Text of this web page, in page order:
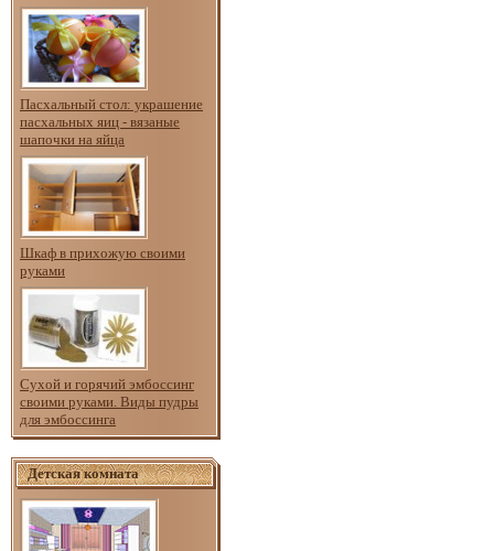
Пасхальный стол: украшение
пасхальных яиц - вязаные
шапочки на яйца
Шкаф в прихожую своими
руками
Сухой и горячий эмбоссинг
своими руками. Виды пудры
для эмбоссинга
Детская комната